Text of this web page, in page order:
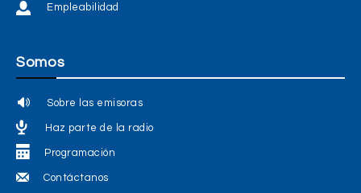
Empleabilidad
Somos
Sobre las emisoras
Haz parte de la radio
Programación
Contáctanos